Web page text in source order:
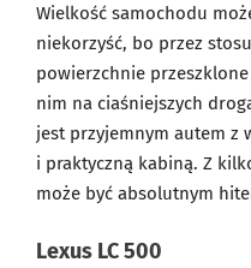
Wielkość samochodu
niekorzyść, bo przez
powierzchnie
nim na ciaśniejszych
jest przyjemnym autem z
i praktyczną kabiną. Z
może być absolutnym
Lexus LC 500